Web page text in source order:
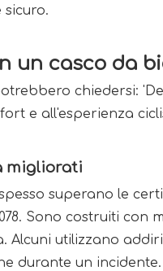
sicuro.
un casco da
chiedersi:
e all'esperienza
migliorati
superano le
Sono costruiti
Alcuni utilizzano
durante un incidente.